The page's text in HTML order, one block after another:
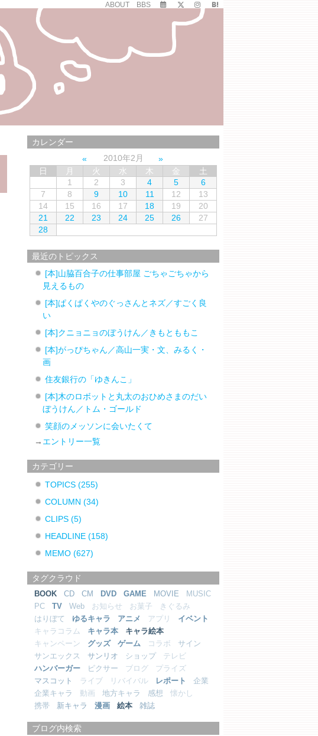
ABOUT BBS
カレンダー
2010年2月
日
月 火 水 木 金
土
1
2 3 4 5
6
7
8 9 10 11 12
13
14
15 16 17 18 19
20
21
22 23 24 25 26
27
28
最近のトピックス
[本]山脇百合子の仕事部屋 ごちゃごちゃから
見えるもの
[本]ぱくぱくやのぐっさんとネズ／すごく良
い
[本]クニョニョのぼうけん／きもとももこ
[本]がっぴちゃん／高山一実・文、みるく・
画
住友銀行の「ゆきんこ」
[本]木のロボットと丸太のおひめさまのだい
ぼうけん／トム・ゴールド
笑顔のメッソンに会いたくて
→ エントリー一覧
カテゴリー
TOPICS(255)
COLUMN(34)
CLIPS(5)
HEADLINE(158)
MEMO(627)
タグクラウド
BOOK CD CM DVD GAME MOVIE
MUSIC
PC
TV Web お知らせ お菓子
きぐるみ
はりぼて
ゆるキャラ アニメ アプリ
イベント
キャラコラム
キャラ本
キャラ絵本
キャンペーン
グッズ ゲーム コラボ
サイン
サンエックス
サンリオ ショップ
テレビ
ハンバーガー
ピクサー ブログ
プライズ
マスコット
ライブ リバイバル レポート
企業
企業キャラ
動画 地方キャラ 感想
懐かし
携帯
新キャラ 漫画 絵本 雑誌
ブログ内検索